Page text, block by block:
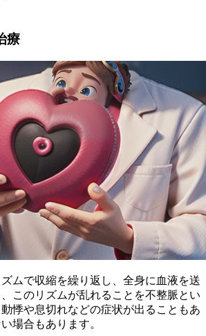
療
ムで収縮を繰り返し、全身に血液を送
このリズムが乱れることを不整脈とい
悸や息切れなどの症状が出ることもあ
場合もあります。